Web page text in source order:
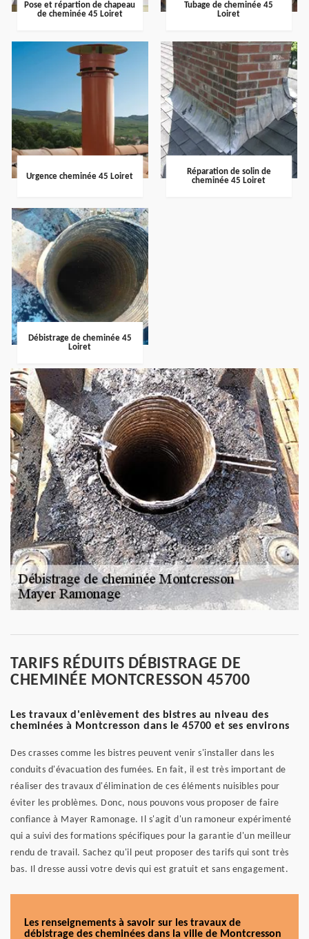
Pose et répartion de chapeau
de cheminée 45 Loiret
Tubage de cheminée 45
Loiret
Urgence cheminée 45 Loiret
Réparation de solin de
cheminée 45 Loiret
Débistrage de cheminée 45
Loiret
TARIFS RÉDUITS DÉBISTRAGE DE
CHEMINÉE MONTCRESSON 45700
Les travaux d'enlèvement des bistres au niveau des
cheminées à Montcresson dans le 45700 et ses environs
Des crasses comme les bistres peuvent venir s'installer dans les
conduits d'évacuation des fumées. En fait, il est très important de
réaliser des travaux d'élimination de ces éléments nuisibles pour
éviter les problèmes. Donc, nous pouvons vous proposer de faire
confiance à Mayer Ramonage. Il s'agit d'un ramoneur expérimenté
qui a suivi des formations spécifiques pour la garantie d'un meilleur
rendu de travail. Sachez qu'il peut proposer des tarifs qui sont très
bas. Il dresse aussi votre devis qui est gratuit et sans engagement.
Les renseignements à savoir sur les travaux de
débistrage des cheminées dans la ville de Montcresson